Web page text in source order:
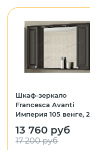
Шкаф-зеркало
Francesca Avanti
Империя 105 венге, 2
13 760 руб
17 200 руб